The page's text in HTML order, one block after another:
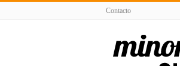
Contacto